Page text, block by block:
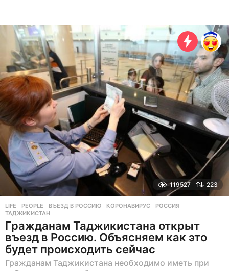
е
а
з
а
д
119527 223
LIFE ,PEOPLE ВЪЕЗД В РОССИЮ ,КОРОНАВИРУС ,РОССИЯ
ТАДЖИКИСТАН
Гражданам Таджикистана открыт
въезд в Россию. Объясняем как это
будет происходить сейчас
Гражданам Таджикистана необходимо иметь при